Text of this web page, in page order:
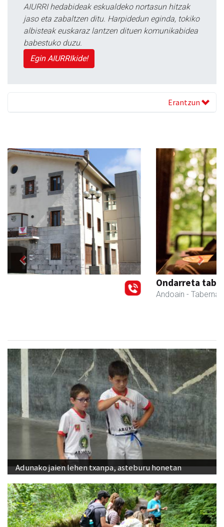
AIURRI hedabideak eskualdeko nortasun hitzak
jaso eta zabaltzen ditu. Harpidedun eginda, tokiko
albisteak euskaraz lantzen dituen komunikabidea
babestuko duzu.
Egin AIURRIkide!
Erantzun
Previous Next
Adunako jaien lehen txanpa, asteburu honetan